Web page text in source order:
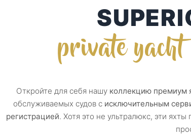
private
Откройте для себя нашу коллекцию премиум
обслуживаемых судов с исключительным
регистрацией. Хотя это не ультралюкс, эти